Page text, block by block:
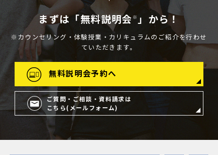
まずは「無料説明会 ※ 」から！
※カウンセリング・体験授業・カリキュラムのご紹介を行わせ
ていただきます。
無料説明会予約へ
ご質問・ご相談・資料請求は
こちら(メールフォーム)